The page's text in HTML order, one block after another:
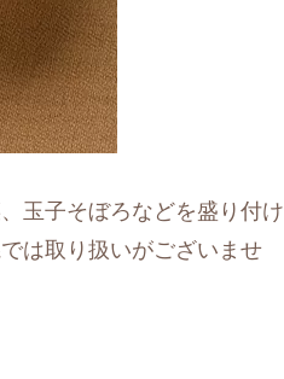
玉子そぼろなどを盛り付け
は取り扱いがございませ